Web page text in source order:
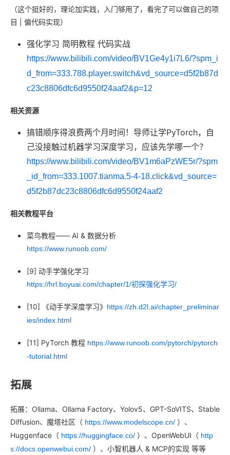
（这个挺好的，理论加实践，入门够用了，看完了可以做自己的项
目 | 偏代码实现）
强化学习 简明教程 代码实战
https://www.bilibili.com/video/BV1Ge4y1i7L6/?spm_i
d_from=333.788.player.switch&vd_source=d5f2b87d
c23c8806dfc6d9550f24aaf2&p=12
相关资源
搞错顺序得浪费两个月时间！导师让学PyTorch，自
己没接触过机器学习深度学习，应该先学哪一个？
https://www.bilibili.com/video/BV1m6aPzWE5r/?spm
_id_from=333.1007.tianma.5-4-18.click&vd_source=
d5f2b87dc23c8806dfc6d9550f24aaf2
相关教程平台
菜鸟教程—— AI & 数据分析
https://www.runoob.com/
[9] 动手学强化学习
https://hrl.boyuai.com/chapter/1/初探强化学习/
[10] 《动手学深度学习》 https://zh.d2l.ai/chapter_preliminar
ies/index.html
[11] PyTorch 教程 https://www.runoob.com/pytorch/pytorch
-tutorial.html
拓展
拓展：Ollama、Ollama Factory、Yolov5、GPT-SoVITS、Stable
Diffusion、魔塔社区（ https://www.modelscope.cn/ ）、
Huggenface（ https://huggingface.co/ ）、OpenWebUI（ http
s://docs.openwebui.com/ ）、小智机器人 & MCP的实现 等等